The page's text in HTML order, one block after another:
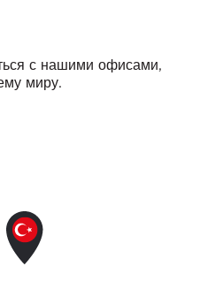
с нашими офисами,
миру.